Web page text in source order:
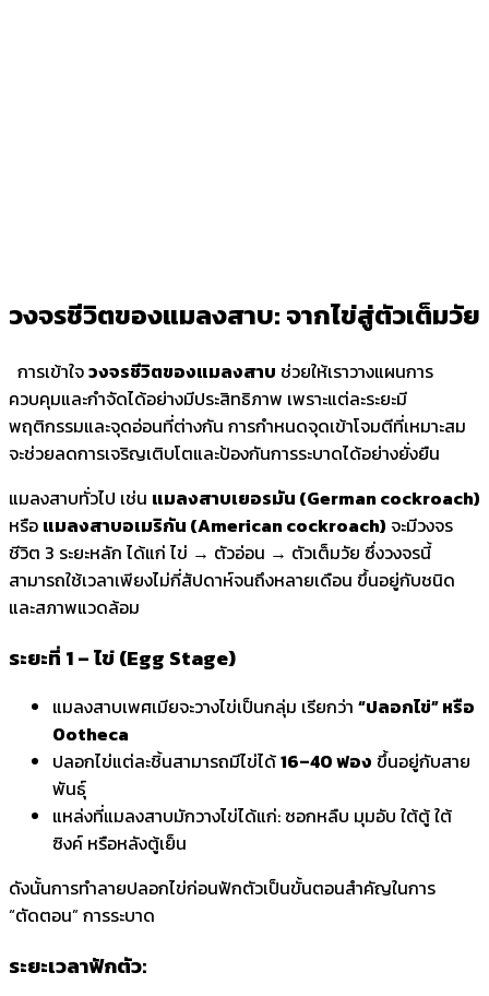
วงจรชีวิตของแมลงสาบ: จากไข่สู่ตัวเต็มวัย
การเข้าใจวงจรชีวิตของแมลงสาบ ช่วยให้เราวางแผนการ
ควบคุมและกำจัดได้อย่างมีประสิทธิภาพ เพราะแต่ละระยะมี
พฤติกรรมและจุดอ่อนที่ต่างกัน การกำหนดจุดเข้าโจมตีที่เหมาะสม
จะช่วยลดการเจริญเติบโตและป้องกันการระบาดได้อย่างยั่งยืน
แมลงสาบทั่วไป เช่น แมลงสาบเยอรมัน (German cockroach)
หรือ แมลงสาบอเมริกัน (American cockroach) จะมีวงจร
ชีวิต 3 ระยะหลัก ได้แก่ ไข่ → ตัวอ่อน → ตัวเต็มวัย ซึ่งวงจรนี้
สามารถใช้เวลาเพียงไม่กี่สัปดาห์จนถึงหลายเดือน ขึ้นอยู่กับชนิด
และสภาพแวดล้อม
ระยะที่ 1 – ไข่ (Egg Stage)
แมลงสาบเพศเมียจะวางไข่เป็นกลุ่ม เรียกว่า “ปลอกไข่”หรือ
Ootheca
ปลอกไข่แต่ละชิ้นสามารถมีไข่ได้16–40 ฟอง ขึ้นอยู่กับสาย
พันธุ์
แหล่งที่แมลงสาบมักวางไข่ได้แก่: ซอกหลืบ มุมอับ ใต้ตู้ ใต้
ซิงค์ หรือหลังตู้เย็น
ดังนั้นการทำลายปลอกไข่ก่อนฟักตัวเป็นขั้นตอนสำคัญในการ
“ตัดตอน” การระบาด
ระยะเวลาฟักตัว: